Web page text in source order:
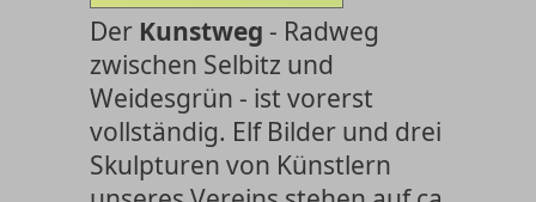
Der Kunstweg - Radweg
zwischen Selbitz und
Weidesgrün - ist vorerst
vollständig. Elf Bilder und drei
Skulpturen von Künstlern